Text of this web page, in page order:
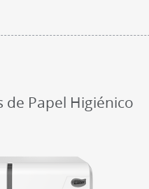
de Papel Higiénico